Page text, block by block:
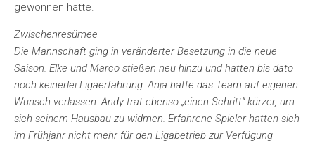
gewonnen hatte.
Zwischenresümee
Die Mannschaft ging in veränderter Besetzung in die neue
Saison. Elke und Marco stießen neu hinzu und hatten bis dato
noch keinerlei Ligaerfahrung. Anja hatte das Team auf eigenen
Wunsch verlassen. Andy trat ebenso „einen Schritt“ kürzer, um
sich seinem Hausbau zu widmen. Erfahrene Spieler hatten sich
im Frühjahr nicht mehr für den Ligabetrieb zur Verfügung